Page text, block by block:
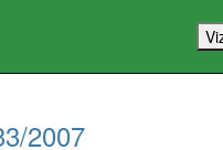
/2007